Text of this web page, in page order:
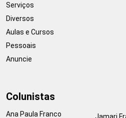
Serviços
Diversos
Aulas e Cursos
Pessoais
Anuncie
Colunistas
Ana Paula Franco